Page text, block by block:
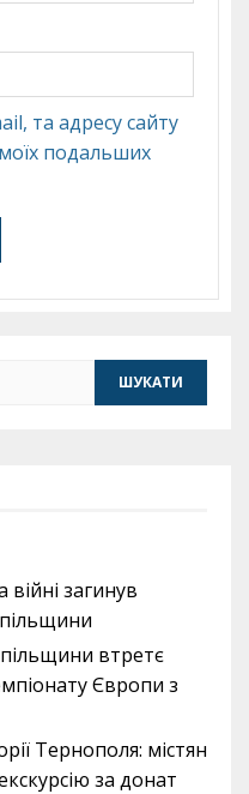
та адресу сайту
подальших
загинув
втретє
Європи з
Тернополя: містян
за донат